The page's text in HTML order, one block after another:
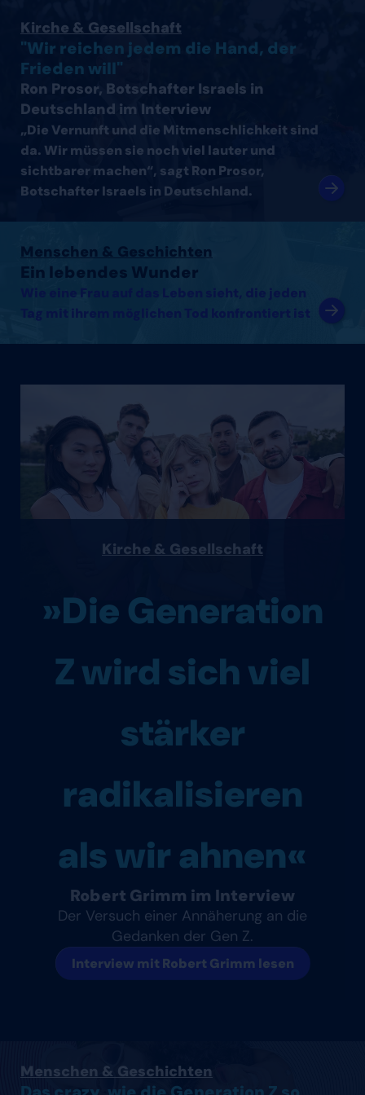
Kirche & Gesellschaft
"Wir reichen jedem die Hand, der
Frieden will"
Ron Prosor, Botschafter Israels in
Deutschland im Interview
„Die Vernunft und die Mitmenschlichkeit sind
da. Wir müssen sie noch viel lauter und
sichtbarer machen“, sagt Ron Prosor,
Botschafter Israels in Deutschland.
Menschen & Geschichten
Ein lebendes Wunder
Wie eine Frau auf das Leben sieht, die jeden
Tag mit ihrem möglichen Tod konfrontiert ist
Kirche & Gesellschaft
»Die Generation
Z wird sich viel
stärker
radikalisieren
als wir ahnen«
Robert Grimm im Interview
Der Versuch einer Annäherung an die
Gedanken der Gen Z.
Interview mit Robert Grimm lesen
Menschen & Geschichten